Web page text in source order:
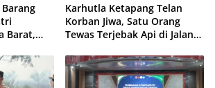
Barat,
Karhutla Ketapang Telan
Korban Jiwa, Satu Orang
Tewas Terjebak Api di Jalan